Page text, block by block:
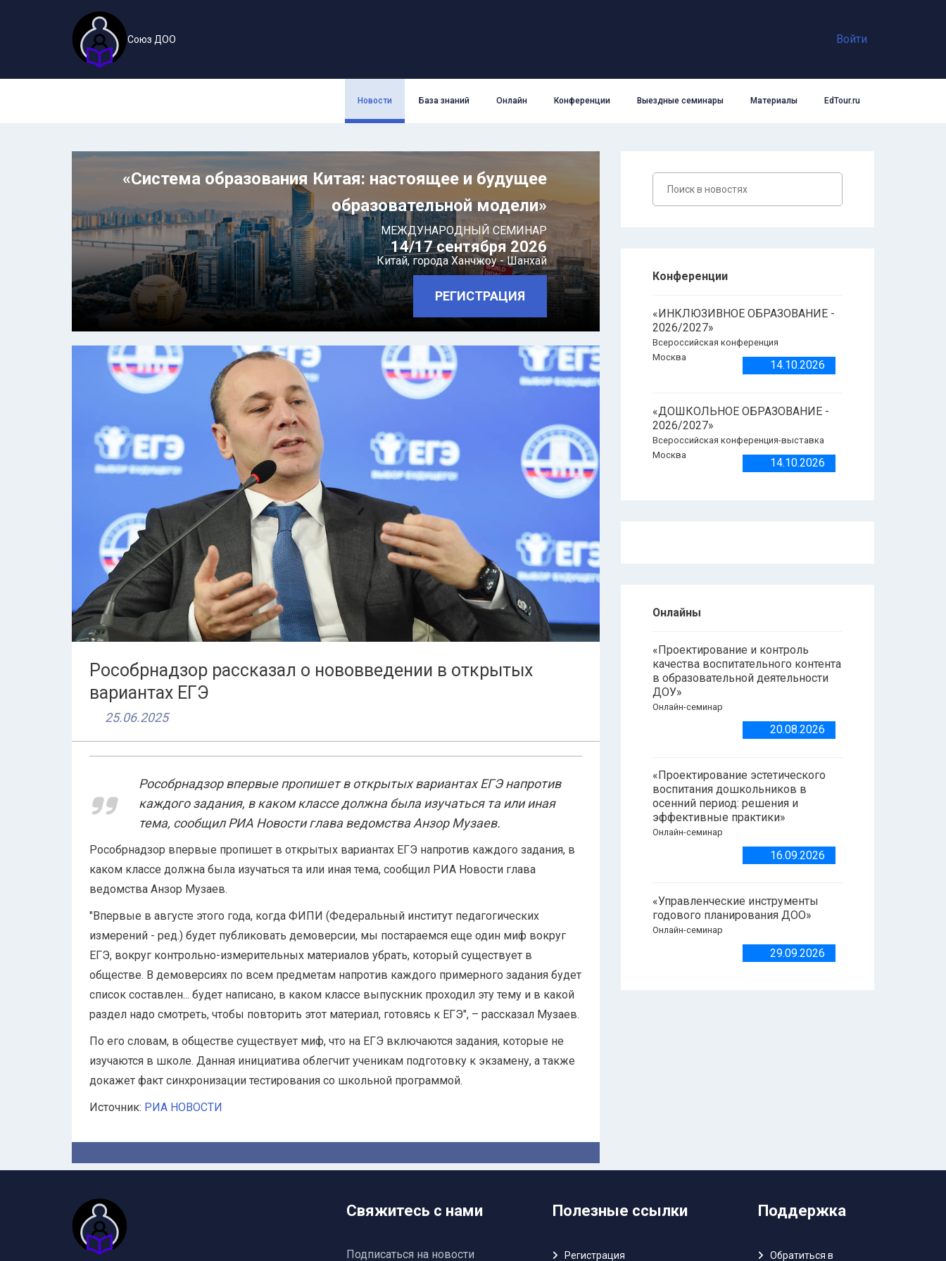
Союз ДОО Войти
Новости База знаний Онлайн Конференции Выездные семинары Материалы EdTour.ru
«Система образования Китая: настоящее и будущее
образовательной модели»
МЕЖДУНАРОДНЫЙ СЕМИНАР
14/17 сентября 2026
Китай,города Ханчжоу - Шанхай
РЕГИСТРАЦИЯ
Рособрнадзор рассказал о нововведении в открытых
вариантах ЕГЭ
25.06.2025
Рособрнадзор впервые пропишет в открытых вариантах ЕГЭ напротив
каждого задания, в каком классе должна была изучаться та или иная
тема, сообщил РИА Новости глава ведомства Анзор Музаев.
Рособрнадзор впервые пропишет в открытых вариантах ЕГЭ напротив каждого задания, в
каком классе должна была изучаться та или иная тема, сообщил РИА Новости глава
ведомства Анзор Музаев.
"Впервые в августе этого года, когда ФИПИ (Федеральный институт педагогических
измерений - ред.) будет публиковать демоверсии, мы постараемся еще один миф вокруг
ЕГЭ, вокруг контрольно-измерительных материалов убрать, который существует в
обществе. В демоверсиях по всем предметам напротив каждого примерного задания будет
список составлен... будет написано, в каком классе выпускник проходил эту тему и в какой
раздел надо смотреть, чтобы повторить этот материал, готовясь к ЕГЭ", – рассказал Музаев.
По его словам, в обществе существует миф, что на ЕГЭ включаются задания, которые не
изучаются в школе. Данная инициатива облегчит ученикам подготовку к экзамену, а также
докажет факт синхронизации тестирования со школьной программой.
Источник: РИА НОВОСТИ
Конференции
«ИНКЛЮЗИВНОЕ ОБРАЗОВАНИЕ -
2026/2027»
Всероссийская конференция
Москва
14.10.2026
«ДОШКОЛЬНОЕ ОБРАЗОВАНИЕ -
2026/2027»
Всероссийская конференция-выставка
Москва
14.10.2026
Онлайны
«Проектирование и контроль
качества воспитательного контента
в образовательной деятельности
ДОУ»
Онлайн-семинар
20.08.2026
«Проектирование эстетического
воспитания дошкольников в
осенний период: решения и
эффективные практики»
Онлайн-семинар
16.09.2026
«Управленческие инструменты
годового планирования ДОО»
Онлайн-семинар
29.09.2026
Свяжитесь с нами
Подписаться на новости
Полезные ссылки
Регистрация
Поддержка
Обратиться в